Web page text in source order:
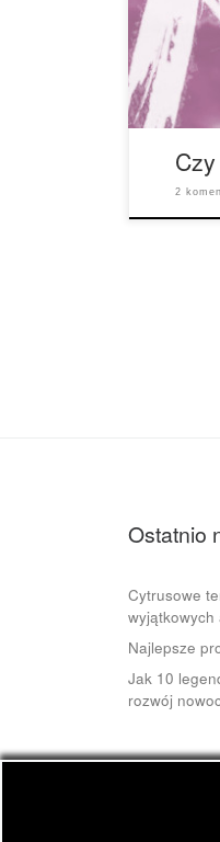
2
Ostatnio
Cytrusowe
wyjątkowych
Najlepsze
Jak 10
rozwój